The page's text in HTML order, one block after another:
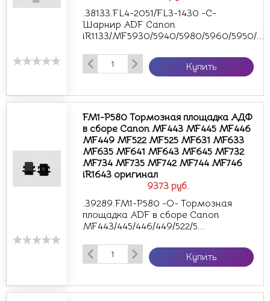
.38133.FL4-2051/FL3-1430 -С-
Шарнир ADF Canon
iR1133/MF5930/5940/5980/5960/5950/...
Купить
9373 руб.
FM1-P580 Тормозная площадка АДФ
в сборе Canon MF443 MF445 MF446
MF449 MF522 MF525 MF631 MF633
MF635 MF641 MF643 MF645 MF732
MF734 MF735 MF742 MF744 MF746
iR1643 оригинал
.39289.FM1-P580 -O- Тормозная
площадка ADF в сборе Canon
MF443/445/446/449/522/5...
Купить